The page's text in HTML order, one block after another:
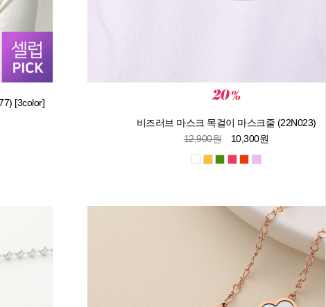
[3color]
비즈러브 마스크 목걸이 마스크줄 (22N023)
12,900원
10,300원